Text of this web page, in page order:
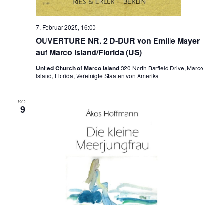
OUVERTURE NR. 2 D-DUR von Emilie Mayer
auf Marco Island/Florida (US)
7. Februar 2025, 16:00
United Church of Marco Island320 North Barfield Drive, Marco
Island, Florida, Vereinigte Staaten von Amerika
SO.
9